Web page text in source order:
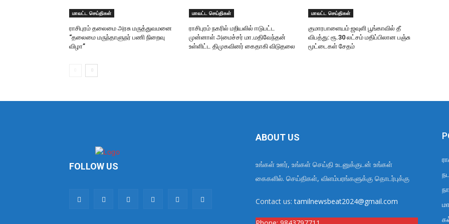
மாவட்ட செய்திகள்
ராசிபுரம் தலைமை அரசு மருத்துவமனை
“தலைமை மருந்தாளுநர் பணி நிறைவு
விழா”
மாவட்ட செய்திகள்
ராசிபுரம் நகரில் மறியலில் ஈடுபட்ட
முன்னாள் அமைச்சர் மா.மதிவேந்தன்
உள்ளிட்ட திமுகவினர் கைதாகி விடுதலை
மாவட்ட செய்திகள்
குமாரபாளையம் ஜவுளி பூங்காவில் தீ
விபத்து: ரூ.30 லட்சம் மதிப்பிலான பஞ்சு
மூட்டைகள் சேதம்
FOLLOW US
ABOUT US
உங்கள் ஊர், உங்கள் செய்தி உடனுக்குடன் உங்கள்
கைகளில். செய்திகள், விளம்பரங்களுக்கு தொடர்புக்கு
Contact us:tamilnewsbeat2024@gmail.com